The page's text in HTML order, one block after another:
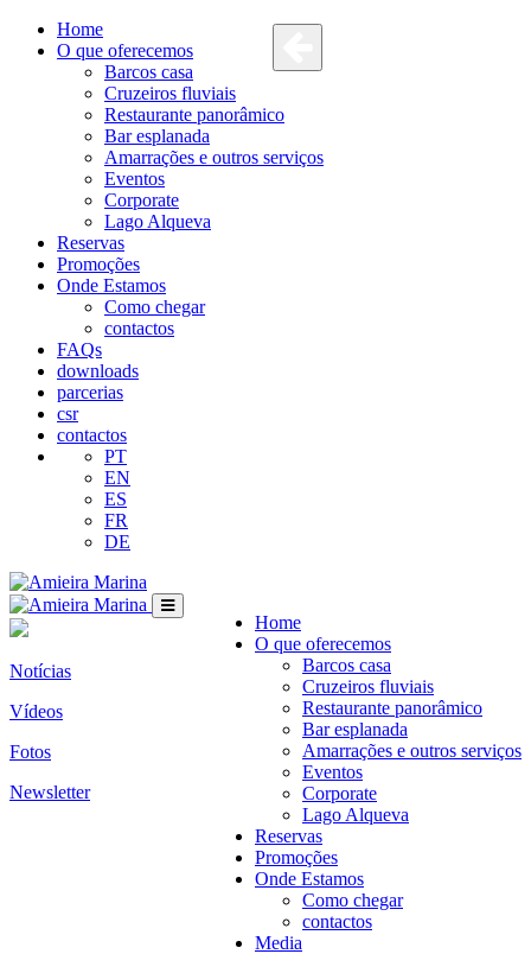
Home
O que oferecemos
Barcos casa
Cruzeiros fluviais
Restaurante panorâmico
Bar esplanada
Amarrações e outros serviços
Eventos
Corporate
Lago Alqueva
Reservas
Promoções
Onde Estamos
Como chegar
contactos
FAQs
downloads
parcerias
csr
contactos
PT
EN
ES
FR
DE
Home
O que oferecemos
Barcos casa
Cruzeiros fluviais
Restaurante panorâmico
Bar esplanada
Amarrações e outros serviços
Eventos
Corporate
Lago Alqueva
Reservas
Promoções
Onde Estamos
Como chegar
contactos
Media
Notícias
Vídeos
Fotos
Newsletter